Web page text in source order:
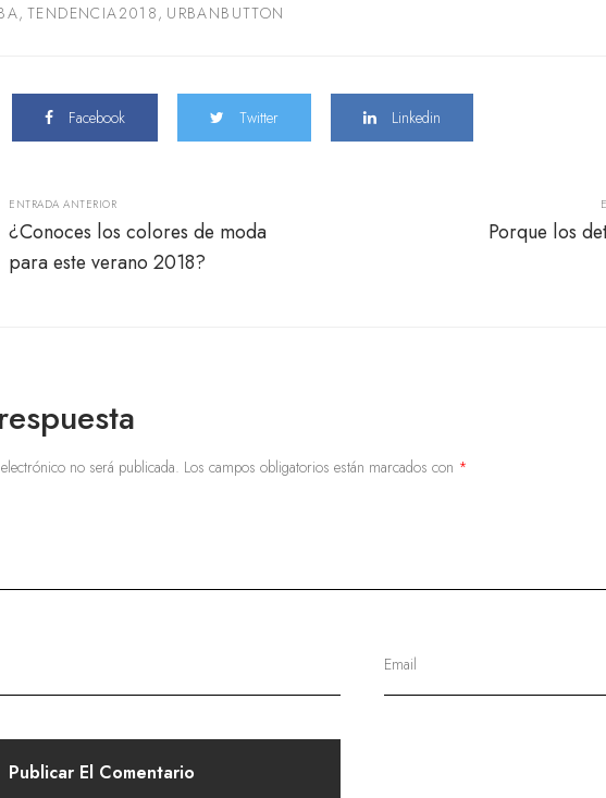
, TENDENCIA2018, URBANBUTTON
Facebook Twitter Linkedin
ENTRADA ANTERIOR
¿Conoces los colores de moda
para este verano 2018?
Porque los
no será publicada. Los campos obligatorios están marcados con *